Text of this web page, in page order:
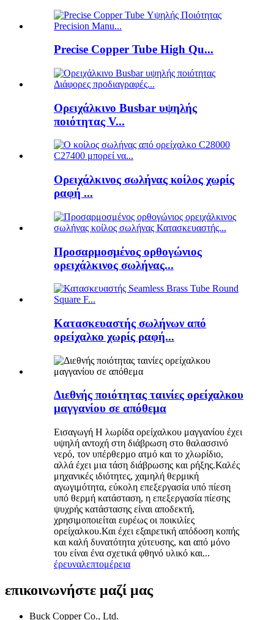
Precise Copper Tube High Qu...
Ορειχάλκινο Busbar υψηλής
ποιότητας V...
Ορειχάλκινος σωλήνας κοίλος χωρίς
ραφή ...
Προσαρμοσμένος ορθογώνιος
ορειχάλκινος σωλήνας...
Κατασκευαστής σωλήνων από
ορείχαλκο χωρίς ραφή...
Διεθνής ποιότητας ταινίες ορείχαλκου
μαγγανίου σε απόθεμα
Εισαγωγή Η λωρίδα ορείχαλκου μαγγανίου έχει
υψηλή αντοχή στη διάβρωση στο θαλασσινό
νερό, τον υπέρθερμο ατμό και το χλωρίδιο,
αλλά έχει μια τάση διάβρωσης και ρήξης.Καλές
μηχανικές ιδιότητες, χαμηλή θερμική
αγωγιμότητα, εύκολη επεξεργασία υπό πίεση
υπό θερμή κατάσταση, η επεξεργασία πίεσης
ψυχρής κατάστασης είναι αποδεκτή,
χρησιμοποιείται ευρέως οι ποικιλίες
ορείχαλκου.Και έχει εξαιρετική απόδοση κοπής
και καλή δυνατότητα χύτευσης, και από μόνο
του είναι ένα σχετικά φθηνό υλικό και...
έρευναλεπτομέρεια
επικοινωνήστε μαζί μας
Buck Copper Co., Ltd.